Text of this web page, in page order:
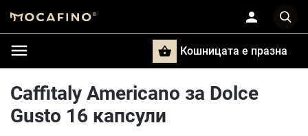
Кошницата e празна
Caffitaly Americano за Dolce
Gusto 16 капсули